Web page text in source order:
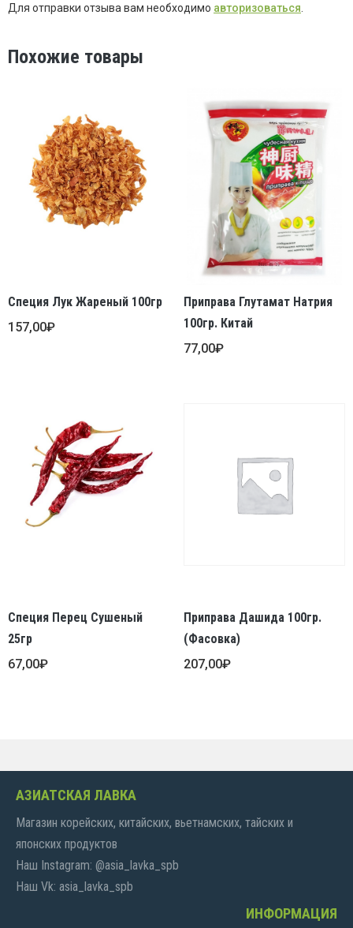
Для отправки отзыва вам необходимо авторизоваться
Похожие товары
Специя Лук Жареный 100гр
157,00₽
Приправа Глутамат Натрия
100гр. Китай
77,00₽
Специя Перец Сушеный
25гр
67,00₽
Приправа Дашида 100гр.
(фасовка)
207,00₽
АЗИАТСКАЯ ЛАВКА
Магазин корейских, китайских, вьетнамских, тайских и
японских продуктов
Наш Instagram: @asia_lavka_spb
Наш Vk: asia_lavka_spb
ИНФОРМАЦИЯ